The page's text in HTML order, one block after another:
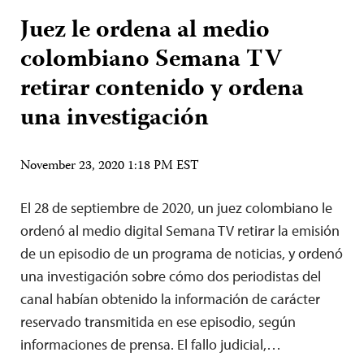
Juez le ordena al medio
colombiano Semana TV
retirar contenido y ordena
una investigación
November 23, 2020 1:18 PM EST
El 28 de septiembre de 2020, un juez colombiano le
ordenó al medio digital Semana TV retirar la emisión
de un episodio de un programa de noticias, y ordenó
una investigación sobre cómo dos periodistas del
canal habían obtenido la información de carácter
reservado transmitida en ese episodio, según
informaciones de prensa. El fallo judicial,…